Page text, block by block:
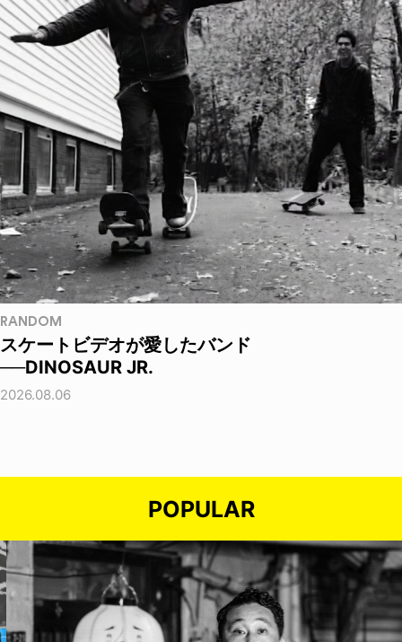
RANDOM
スケートビデオが愛したバンド
──DINOSAUR JR.
2026.08.06
POPULAR